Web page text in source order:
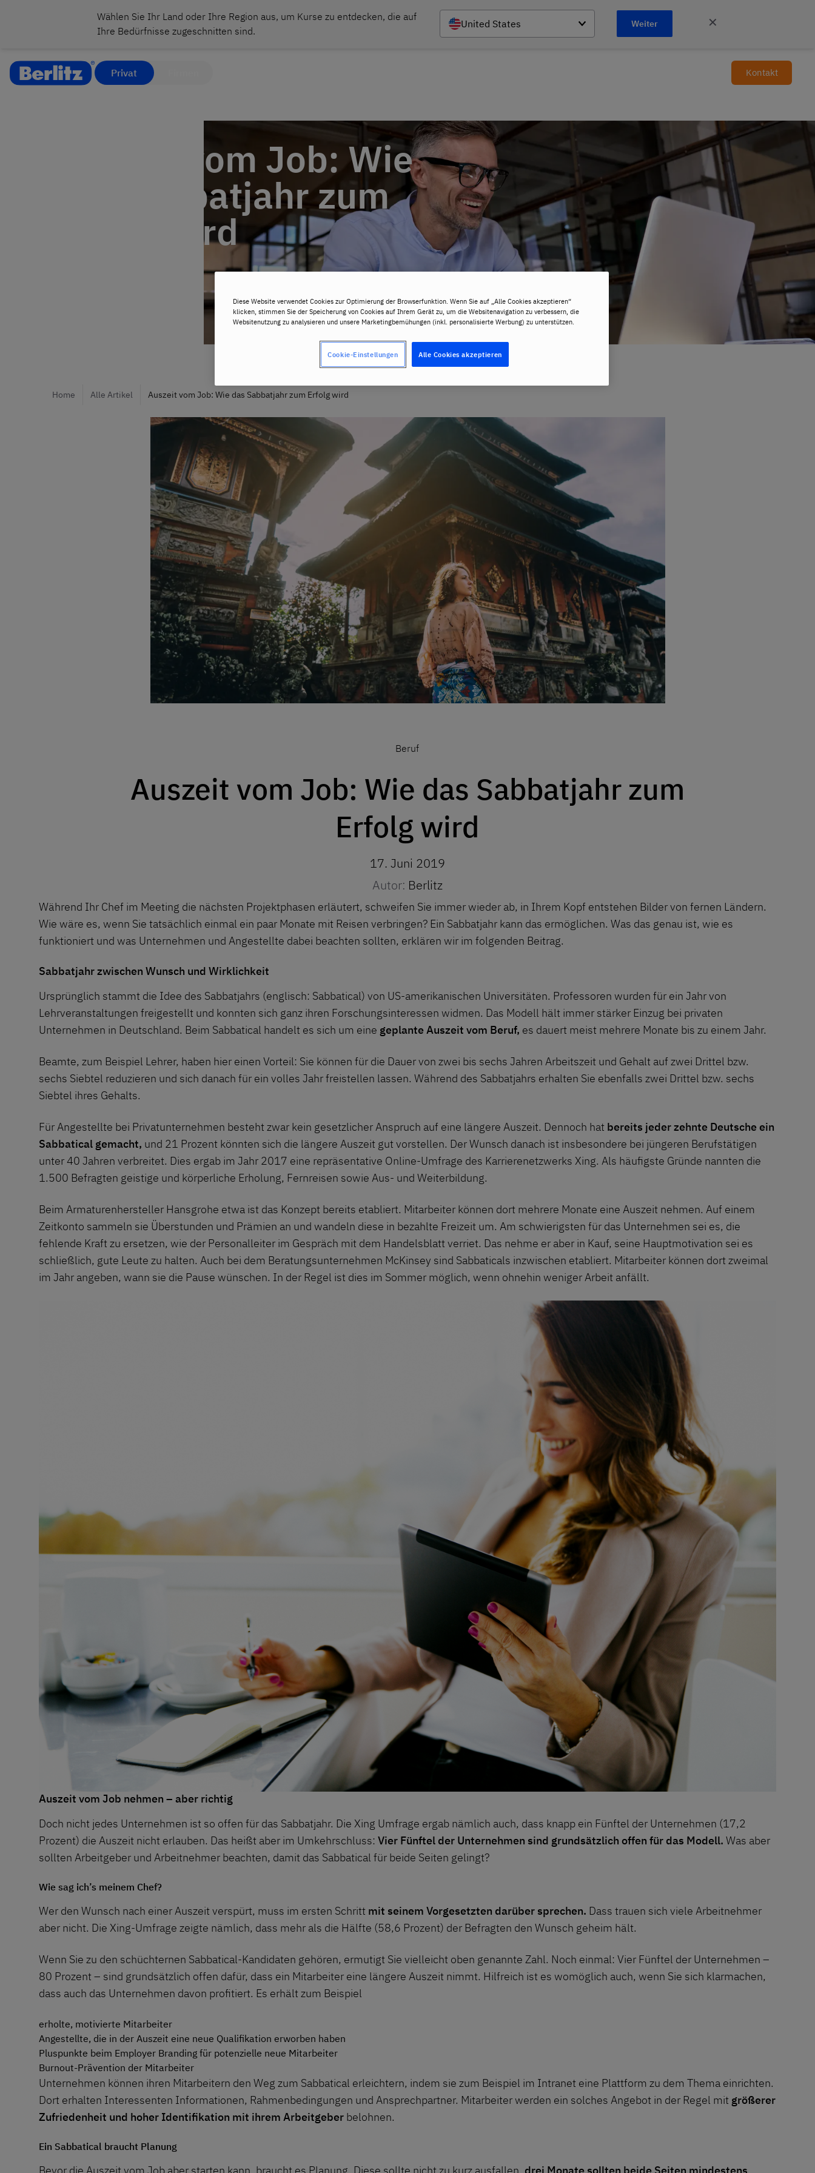
Wählen Sie Ihr Land oder Ihre Region aus, um Kurse zu entdecken, die auf
Ihre Bedürfnisse zugeschnitten sind.
United States Weiter ✕
Privat Kontakt
Auszeit vom Job: Wie
das Sabbatjahr zum
Erfolg wird
Home Alle Artikel Auszeit vom Job: Wie das Sabbatjahr zum Erfolg wird
Beruf
Auszeit vom Job: Wie das Sabbatjahr zum
Erfolg wird
17. Juni 2019
Autor: Berlitz
Während Ihr Chef im Meeting die nächsten Projektphasen erläutert, schweifen Sie immer wieder ab, in Ihrem Kopf entstehen Bilder von fernen Ländern.
Wie wäre es, wenn Sie tatsächlich einmal ein paar Monate mit Reisen verbringen? Ein Sabbatjahr kann das ermöglichen. Was das genau ist, wie es
funktioniert und was Unternehmen und Angestellte dabei beachten sollten, erklären wir im folgenden Beitrag.
Sabbatjahr zwischen Wunsch und Wirklichkeit
Ursprünglich stammt die Idee des Sabbatjahrs (englisch: Sabbatical) von US-amerikanischen Universitäten. Professoren wurden für ein Jahr von
Lehrveranstaltungen freigestellt und konnten sich ganz ihren Forschungsinteressen widmen. Das Modell hält immer stärker Einzug bei privaten
Unternehmen in Deutschland. Beim Sabbatical handelt es sich um eine geplante Auszeit vom Beruf, es dauert meist mehrere Monate bis zu einem Jahr.
Beamte, zum Beispiel Lehrer, haben hier einen Vorteil: Sie können für die Dauer von zwei bis sechs Jahren Arbeitszeit und Gehalt auf zwei Drittel bzw.
sechs Siebtel reduzieren und sich danach für ein volles Jahr freistellen lassen. Während des Sabbatjahrs erhalten Sie ebenfalls zwei Drittel bzw. sechs
Siebtel ihres Gehalts.
Für Angestellte bei Privatunternehmen besteht zwar kein gesetzlicher Anspruch auf eine längere Auszeit. Dennoch hat bereits jeder zehnte Deutsche ein
Sabbatical gemacht, und 21 Prozent könnten sich die längere Auszeit gut vorstellen. Der Wunsch danach ist insbesondere bei jüngeren Berufstätigen
unter 40 Jahren verbreitet. Dies ergab im Jahr 2017 eine repräsentative Online-Umfrage des Karrierenetzwerks Xing. Als häufigste Gründe nannten die
1.500 Befragten geistige und körperliche Erholung, Fernreisen sowie Aus- und Weiterbildung.
Beim Armaturenhersteller Hansgrohe etwa ist das Konzept bereits etabliert. Mitarbeiter können dort mehrere Monate eine Auszeit nehmen. Auf einem
Zeitkonto sammeln sie Überstunden und Prämien an und wandeln diese in bezahlte Freizeit um. Am schwierigsten für das Unternehmen sei es, die
fehlende Kraft zu ersetzen, wie der Personalleiter im Gespräch mit dem Handelsblattverriet. Das nehme er aber in Kauf, seine Hauptmotivation sei es
schließlich, gute Leute zu halten. Auch bei dem Beratungsunternehmen McKinsey sind Sabbaticals inzwischen etabliert. Mitarbeiter können dort zweimal
im Jahr angeben, wann sie die Pause wünschen. In der Regel ist dies im Sommer möglich, wenn ohnehin weniger Arbeit anfällt.
Auszeit vom Job nehmen – aber richtig
Doch nicht jedes Unternehmen ist so offen für das Sabbatjahr. Die Xing Umfrage ergab nämlich auch, dass knapp ein Fünftel der Unternehmen (17,2
Prozent) die Auszeit nicht erlauben. Das heißt aber im Umkehrschluss: Vier Fünftel der Unternehmen sind grundsätzlich offen für das Modell. Was aber
sollten Arbeitgeber und Arbeitnehmer beachten, damit das Sabbatical für beide Seiten gelingt?
Wie sag ich’s meinem Chef?
Wer den Wunsch nach einer Auszeit verspürt, muss im ersten Schritt mit seinem Vorgesetzten darüber sprechen. Dass trauen sich viele Arbeitnehmer
aber nicht. Die Xing-Umfrage zeigte nämlich, dass mehr als die Hälfte (58,6 Prozent) der Befragten den Wunsch geheim hält.
Wenn Sie zu den schüchternen Sabbatical-Kandidaten gehören, ermutigt Sie vielleicht oben genannte Zahl. Noch einmal: Vier Fünftel der Unternehmen –
80 Prozent – sind grundsätzlich offen dafür, dass ein Mitarbeiter eine längere Auszeit nimmt. Hilfreich ist es womöglich auch, wenn Sie sich klarmachen,
dass auch das Unternehmen davon profitiert. Es erhält zum Beispiel
erholte, motivierte Mitarbeiter
Angestellte, die in der Auszeit eine neue Qualifikation erworben haben
Pluspunkte beim Employer Branding für potenzielle neue Mitarbeiter
Burnout-Prävention der Mitarbeiter
Unternehmen können ihren Mitarbeitern den Weg zum Sabbatical erleichtern, indem sie zum Beispiel im Intranet eine Plattform zu dem Thema einrichten.
Dort erhalten Interessenten Informationen, Rahmenbedingungen und Ansprechpartner. Mitarbeiter werden ein solches Angebot in der Regel mit größerer
Zufriedenheit und hoher Identifikation mit ihrem Arbeitgeber belohnen.
Ein Sabbatical braucht Planung
Diese Website verwendet Cookies zur Optimierung der Browserfunktion. Wenn Sie auf „Alle Cookies akzeptieren“
klicken, stimmen Sie der Speicherung von Cookies auf Ihrem Gerät zu, um die Websitenavigation zu verbessern, die
Websitenutzung zu analysieren und unsere Marketingbemühungen (inkl. personalisierte Werbung) zu unterstützen.
Alle Cookies akzeptieren
Cookie-Einstellungen